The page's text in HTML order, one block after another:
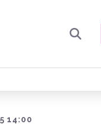
toda sexta-feira de
14:00